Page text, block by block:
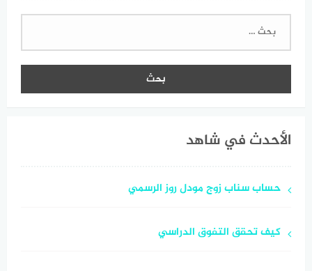
البحث
الأحدث في شاهد
حساب سناب زوج مودل روز الرسمي
كيف تحقق التفوق الدراسي